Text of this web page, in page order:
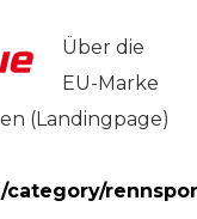
Über die
EU-Marke
(Landingpage)